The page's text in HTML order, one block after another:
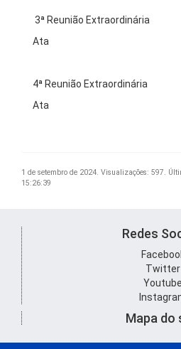
3ª Reunião Extraordinária
Ata
4ª Reunião Extraordinária
Ata
1 de setembro de 2024. Visualizações: 597.
15:26:39
Redes
Twitter
Youtube
Mapa do